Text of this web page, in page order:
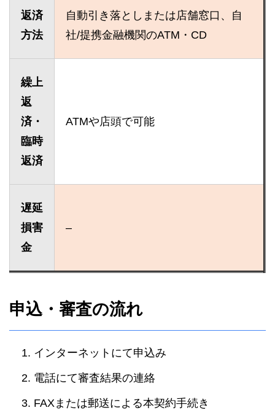
返済
方法
自動引き落としまたは店舗窓口、自
社/提携金融機関のATM・CD
繰上
返
済・
臨時
返済
ATMや店頭で可能
遅延
損害
金
–
申込・審査の流れ
インターネットにて申込み
電話にて審査結果の連絡
FAXまたは郵送による本契約手続き